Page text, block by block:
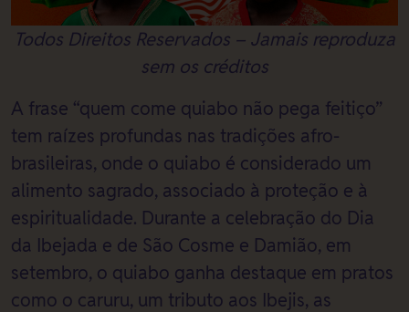
Todos Direitos Reservados – Jamais reproduza
sem os créditos
A frase “quem come quiabo não pega feitiço”
tem raízes profundas nas tradições afro-
brasileiras, onde o quiabo é considerado um
alimento sagrado, associado à proteção e à
espiritualidade. Durante a celebração do Dia
da Ibejada e de São Cosme e Damião, em
setembro, o quiabo ganha destaque em pratos
como o caruru, um tributo aos Ibejis, as